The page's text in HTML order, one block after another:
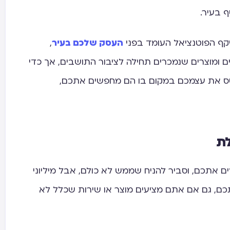
בעיר.
הפוטנציאל העומד בפני העסק שלכם בעיר,
ומוצרים שנמכרים תחילה לציבור התושבים, אך כדי
את עצמכם במקום בו הם מחפשים אתכם,
אתכם, וסביר להניח שממש לא כולם, אבל מיליוני
גם אם אתם מציעים מוצר או שירות שכלל לא